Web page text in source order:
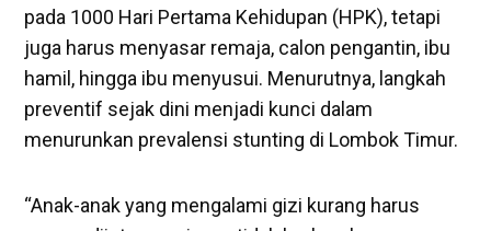
pada 1000 Hari Pertama Kehidupan (HPK), tetapi
juga harus menyasar remaja, calon pengantin, ibu
hamil, hingga ibu menyusui. Menurutnya, langkah
preventif sejak dini menjadi kunci dalam
menurunkan prevalensi stunting di Lombok Timur.
‎“Anak-anak yang mengalami gizi kurang harus